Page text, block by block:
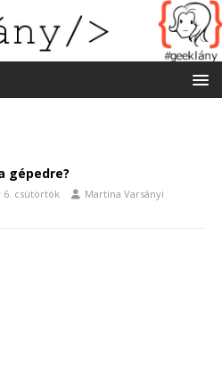
gépedre?
6. csütörtök Martina Varsányi